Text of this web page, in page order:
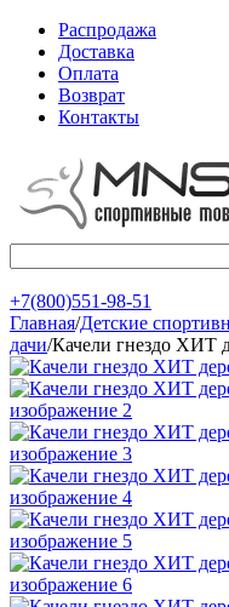
Распродажа
Доставка
Оплата
Возврат
Контакты
+7(800)551-98-51
Главная/Детские
дачи/Качели гнездо ХИТ